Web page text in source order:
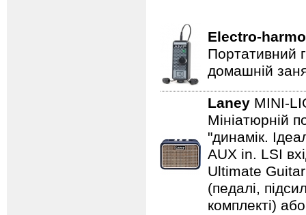
Electro-
Портативний
домашній
Laney MINI-
Мініатюрній
"динамік.
AUX in. LSI
Ultimate Guitar
(педалі,
комплекті)